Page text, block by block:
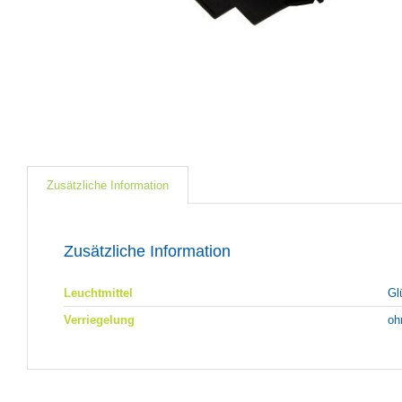
Zusätzliche Information
Zusätzliche Information
Leuchtmittel
Verriegelung